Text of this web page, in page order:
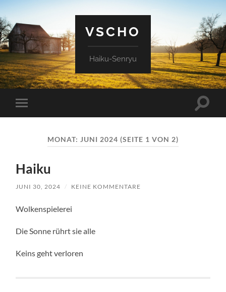
VSCHO
Haiku-Senryu
Mobile-
Menü
MONAT: JUNI 2024 (SEITE 1 VON 2)
Haiku
JUNI 30, 2024 / KEINE KOMMENTARE
Wolkenspielerei
Die Sonne rührt sie alle
Keins geht verloren